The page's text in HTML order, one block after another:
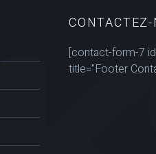
CONTACTEZ-
[contact-form-7
title="Footer